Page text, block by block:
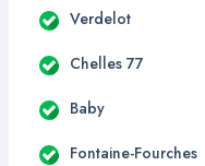
Verdelot
Chelles 77
Baby
Fontaine-Fourches